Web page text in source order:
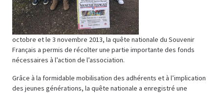
octobre et le 3 novembre 2013, la quête nationale du Souvenir
Français a permis de récolter une partie importante des fonds
nécessaires à l’action de l’association.
Grâce à la formidable mobilisation des adhérents et à l’implication
des jeunes générations, la quête nationale a enregistré une